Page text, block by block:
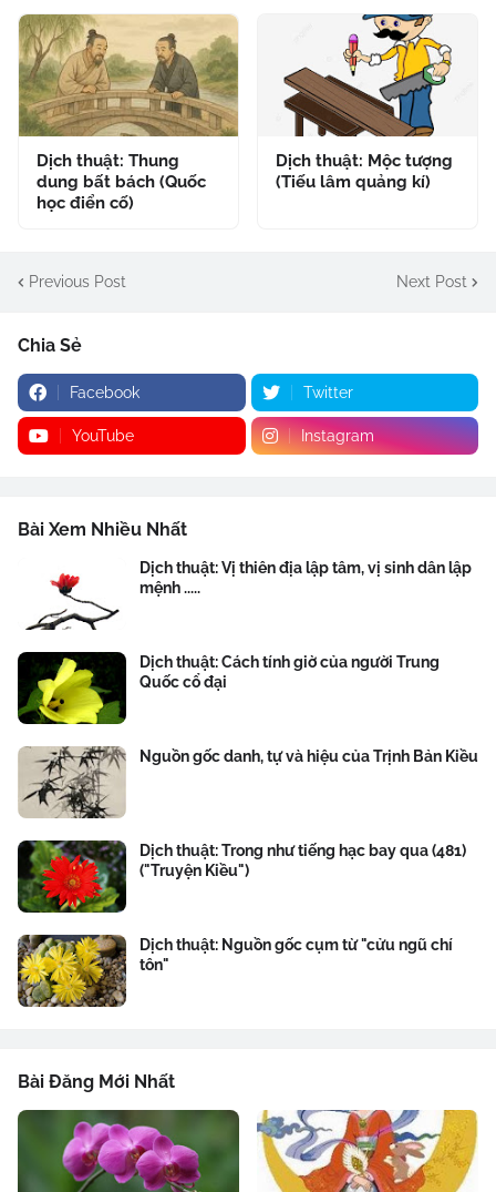
Dịch thuật: Thung
dung bất bách (Quốc
học điển cố)
Dịch thuật: Mộc tượng
(Tiếu lâm quảng kí)
Previous Post Next Post
Chia Sẻ
Facebook Twitter
YouTube Instagram
Bài Xem Nhiều Nhất
Dịch thuật: Vị thiên địa lập tâm, vị sinh dân lập
mệnh .....
Dịch thuật: Cách tính giờ của người Trung
Quốc cổ đại
Nguồn gốc danh, tự và hiệu của Trịnh Bản Kiều
Dịch thuật: Trong như tiếng hạc bay qua (481)
("Truyện Kiều")
Dịch thuật: Nguồn gốc cụm từ "cửu ngũ chí
tôn"
Bài Đăng Mới Nhất